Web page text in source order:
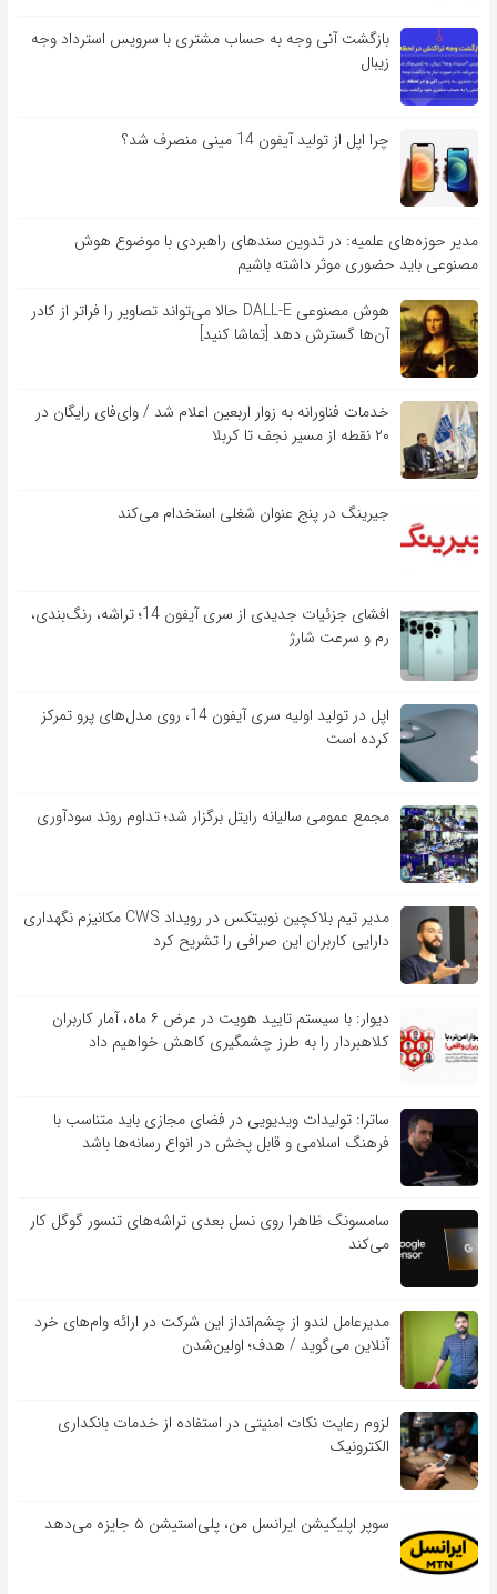
بازگشت آنی وجه به حساب مشتری با سرویس استرداد وجه
زیبال
چرا اپل از تولید آیفون 14 مینی منصرف شد؟
مدیر حوزه‌های علمیه: در تدوین سندهای راهبردی با موضوع هوش
مصنوعی باید حضوری موثر داشته باشیم
هوش مصنوعی DALL-E حالا می‌تواند تصاویر را فراتر از کادر
آن‌ها گسترش دهد [تماشا کنید]
خدمات فناورانه به زوار اربعین اعلام شد / وای‌فای رایگان در
۲۰ نقطه از مسیر نجف تا کربلا
جیرینگ در پنج عنوان شغلی استخدام می‌کند
افشای جزئیات جدیدی از سری آیفون 14؛ تراشه، رنگ‌بندی،
رم و سرعت شارژ
اپل در تولید اولیه سری آیفون 14، روی مدل‌های پرو تمرکز
کرده است
مجمع عمومی سالیانه رایتل برگزار شد؛ تداوم روند سودآوری
مدیر تیم بلاکچین نوبیتکس در رویداد CWS مکانیزم نگهداری
دارایی کاربران این صرافی را تشریح کرد
دیوار: با سیستم تایید هویت در عرض ۶ ماه، آمار کاربران
کلاهبردار را به طرز چشمگیری کاهش خواهیم داد
ساترا: تولیدات ویدیویی در فضای مجازی باید متناسب با
فرهنگ اسلامی و قابل پخش در انواع رسانه‌ها باشد
سامسونگ ظاهرا روی نسل بعدی تراشه‌های تنسور گوگل کار
می‌کند
مدیرعامل لندو از چشم‌انداز این شرکت در ارائه وام‌های خرد
آنلاین می‌گوید / هدف؛ اولین‌شدن
لزوم رعایت نکات امنیتی در استفاده از خدمات بانکداری
الکترونیک
سوپر اپلیکیشن ایرانسل من، پلی‌استیشن ۵ جایزه می‌دهد